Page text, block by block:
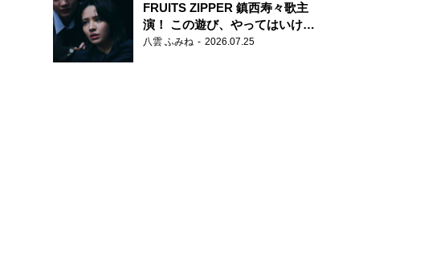
FRUITS ZIPPER 鎮西寿々歌主
演！ この遊び、やってはいけま
せん。
八雲 ふみね 2026.07.25